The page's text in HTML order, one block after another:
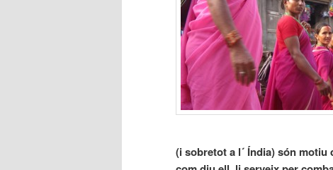
(i sobretot a l´ Índia) són